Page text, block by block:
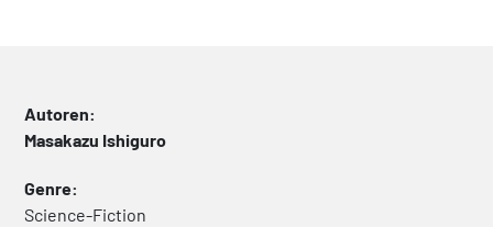
Autoren:
Masakazu Ishiguro
Genre:
Science-Fiction